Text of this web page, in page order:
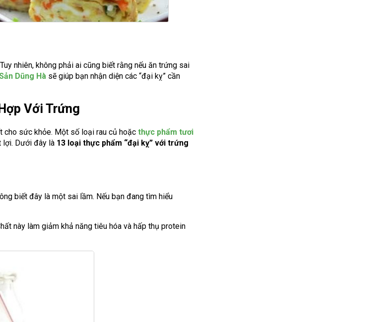
nhiên, không phải ai cũng biết rằng nếu ăn trứng sai
Dũng Hà sẽ giúp bạn nhận diện các “đại kỵ” cần
Với Trứng
cho sức khỏe. Một số loại rau củ hoặc thực phẩm tươi
lợi. Dưới đây là 13 loại thực phẩm “đại kỵ” với trứng
biết đây là một sai lầm. Nếu bạn đang tìm hiểu
này làm giảm khả năng tiêu hóa và hấp thụ protein